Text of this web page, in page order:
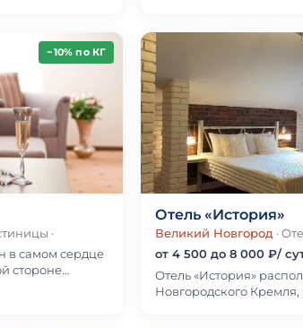
−10% по КГ
·
в самом сердце
стороне
Отель «История»
Великий Новгород ·
от 4 500 до 8 000 ₽/
Отель «История»
Новгородского Кремля,